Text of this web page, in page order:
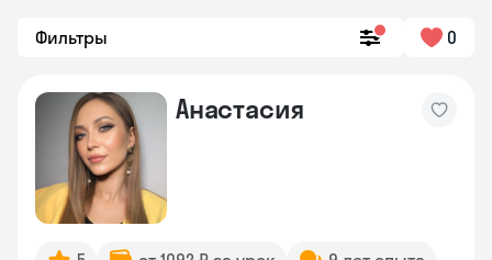
Фильтры 0
Анастасия